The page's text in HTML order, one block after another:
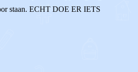
staan. ECHT DOE ER IETS